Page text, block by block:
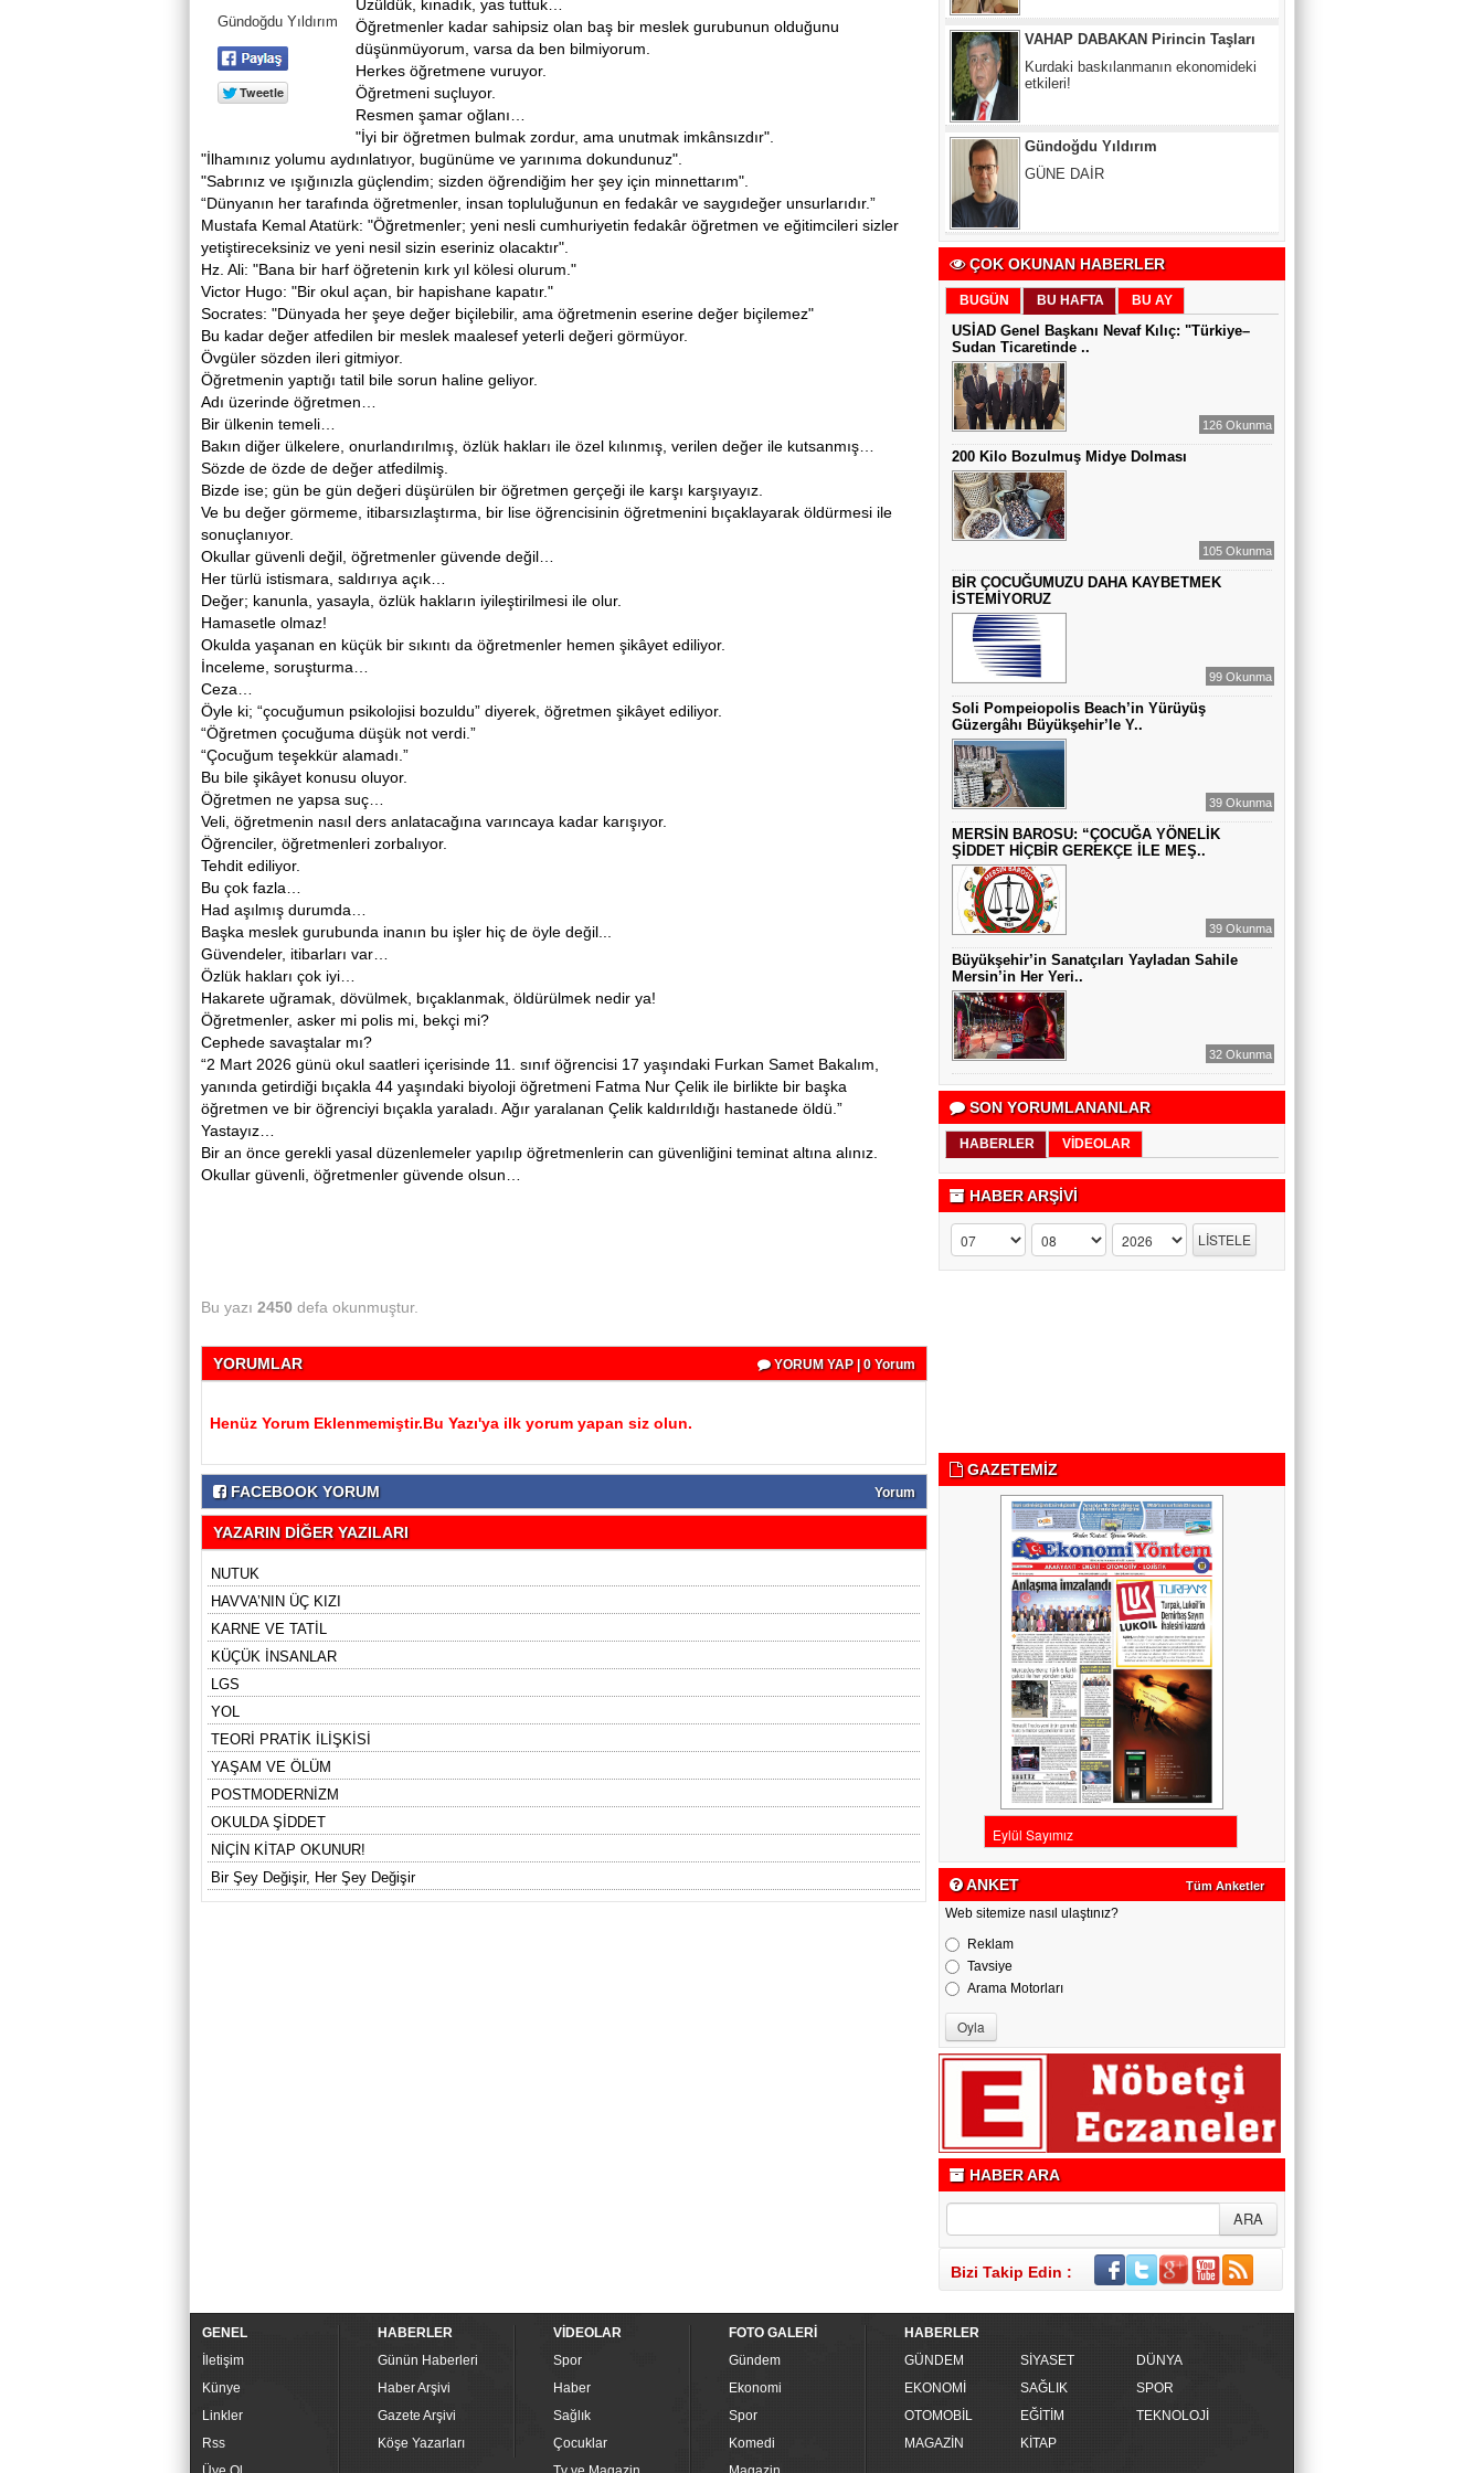
Gündoğdu Yıldırım
Üzüldük, kınadık, yas tuttuk…
Öğretmenler kadar sahipsiz olan baş bir meslek gurubunun olduğunu
düşünmüyorum, varsa da ben bilmiyorum.
Herkes öğretmene vuruyor.
Öğretmeni suçluyor.
Resmen şamar oğlanı…
"İyi bir öğretmen bulmak zordur, ama unutmak imkânsızdır".
"İlhamınız yolumu aydınlatıyor, bugünüme ve yarınıma dokundunuz".
"Sabrınız ve ışığınızla güçlendim; sizden öğrendiğim her şey için minnettarım".
“Dünyanın her tarafında öğretmenler, insan topluluğunun en fedakâr ve saygıdeğer unsurlarıdır.”
Mustafa Kemal Atatürk: "Öğretmenler; yeni nesli cumhuriyetin fedakâr öğretmen ve eğitimcileri sizler
yetiştireceksiniz ve yeni nesil sizin eseriniz olacaktır".
Hz. Ali: "Bana bir harf öğretenin kırk yıl kölesi olurum."
Victor Hugo: "Bir okul açan, bir hapishane kapatır."
Socrates: "Dünyada her şeye değer biçilebilir, ama öğretmenin eserine değer biçilemez"
Bu kadar değer atfedilen bir meslek maalesef yeterli değeri görmüyor.
Övgüler sözden ileri gitmiyor.
Öğretmenin yaptığı tatil bile sorun haline geliyor.
Adı üzerinde öğretmen…
Bir ülkenin temeli…
Bakın diğer ülkelere, onurlandırılmış, özlük hakları ile özel kılınmış, verilen değer ile kutsanmış…
Sözde de özde de değer atfedilmiş.
Bizde ise; gün be gün değeri düşürülen bir öğretmen gerçeği ile karşı karşıyayız.
Ve bu değer görmeme, itibarsızlaştırma, bir lise öğrencisinin öğretmenini bıçaklayarak öldürmesi ile
sonuçlanıyor.
Okullar güvenli değil, öğretmenler güvende değil…
Her türlü istismara, saldırıya açık…
Değer; kanunla, yasayla, özlük hakların iyileştirilmesi ile olur.
Hamasetle olmaz!
Okulda yaşanan en küçük bir sıkıntı da öğretmenler hemen şikâyet ediliyor.
İnceleme, soruşturma…
Ceza…
Öyle ki; “çocuğumun psikolojisi bozuldu” diyerek, öğretmen şikâyet ediliyor.
“Öğretmen çocuğuma düşük not verdi.”
“Çocuğum teşekkür alamadı.”
Bu bile şikâyet konusu oluyor.
Öğretmen ne yapsa suç…
Veli, öğretmenin nasıl ders anlatacağına varıncaya kadar karışıyor.
Öğrenciler, öğretmenleri zorbalıyor.
Tehdit ediliyor.
Bu çok fazla…
Had aşılmış durumda…
Başka meslek gurubunda inanın bu işler hiç de öyle değil...
Güvendeler, itibarları var…
Özlük hakları çok iyi…
Hakarete uğramak, dövülmek, bıçaklanmak, öldürülmek nedir ya!
Öğretmenler, asker mi polis mi, bekçi mi?
Cephede savaştalar mı?
“2 Mart 2026 günü okul saatleri içerisinde 11. sınıf öğrencisi 17 yaşındaki Furkan Samet Bakalım,
yanında getirdiği bıçakla 44 yaşındaki biyoloji öğretmeni Fatma Nur Çelik ile birlikte bir başka
öğretmen ve bir öğrenciyi bıçakla yaraladı. Ağır yaralanan Çelik kaldırıldığı hastanede öldü.”
Yastayız…
Bir an önce gerekli yasal düzenlemeler yapılıp öğretmenlerin can güvenliğini teminat altına alınız.
Okullar güvenli, öğretmenler güvende olsun…
Bu yazı 2450 defa okunmuştur.
YORUMLAR YORUM YAP | 0 Yorum
Henüz Yorum Eklenmemiştir.Bu Yazı'ya ilk yorum yapan siz olun.
FACEBOOK YORUM Yorum
YAZARIN DİĞER YAZILARI
NUTUK
HAVVA’NIN ÜÇ KIZI
KARNE VE TATİL
KÜÇÜK İNSANLAR
LGS
YOL
TEORİ PRATİK İLİŞKİSİ
YAŞAM VE ÖLÜM
POSTMODERNİZM
OKULDA ŞİDDET
NİÇİN KİTAP OKUNUR!
Bir Şey Değişir, Her Şey Değişir
GÜNE DAİR
Zeynel Aslan
Sıddıka BALAKAN
DİJİTAL VİCDAN
Gül Saydam
SEN BENİ UNUTSAN DA
MUAZZEZ TOĞRUL
ZAMANA DUR DEMEK OLMAZ
VAHAP DABAKAN Pirincin Taşları
Kurdaki baskılanmanın ekonomideki
etkileri!
ÇOK OKUNAN HABERLER
BUGÜN BU HAFTA BU AY
USİAD Genel Başkanı Nevaf Kılıç: "Türkiye–
Sudan Ticaretinde ..
126 Okunma
200 Kilo Bozulmuş Midye Dolması
105 Okunma
BİR ÇOCUĞUMUZU DAHA KAYBETMEK
İSTEMİYORUZ
99 Okunma
Soli Pompeiopolis Beach’in Yürüyüş
Güzergâhı Büyükşehir’le Y..
39 Okunma
MERSİN BAROSU: “ÇOCUĞA YÖNELİK
ŞİDDET HİÇBİR GEREKÇE İLE MEŞ..
39 Okunma
Büyükşehir’in Sanatçıları Yayladan Sahile
Mersin’in Her Yeri..
32 Okunma
SON YORUMLANANLAR
HABERLER VİDEOLAR
HABER ARŞİVİ
GAZETEMİZ
ANKET Tüm Anketler
Web sitemize nasıl ulaştınız?
Reklam
Tavsiye
Arama Motorları
HABER ARA
Bizi Takip Edin :
GENEL
İletişim
Künye
Linkler
Rss
HABERLER
Günün Haberleri
Haber Arşivi
Gazete Arşivi
Köşe Yazarları
VİDEOLAR
Spor
Haber
Sağlık
Çocuklar
FOTO GALERİ
Gündem
Ekonomi
Spor
Komedi
HABERLER
GÜNDEM
SİYASET
DÜNYA
EKONOMİ
SAĞLIK
SPOR
OTOMOBİL
EĞİTİM
TEKNOLOJİ
MAGAZİN
KİTAP